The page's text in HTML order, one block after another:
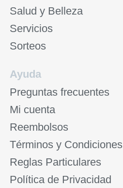
Salud y Belleza
Servicios
Sorteos
Ayuda
Preguntas frecuentes
Mi cuenta
Reembolsos
Términos y Condiciones
Reglas Particulares
Política de Privacidad